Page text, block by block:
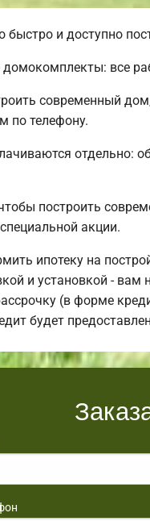
и доступно
все
современный
по телефону.
отдельно:
построить
акции.
ипотеку на
и установкой -
(в форме
будет